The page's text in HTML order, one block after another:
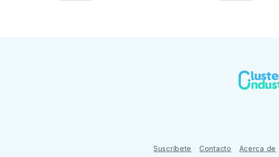
Suscríbete Contacto Acerca de